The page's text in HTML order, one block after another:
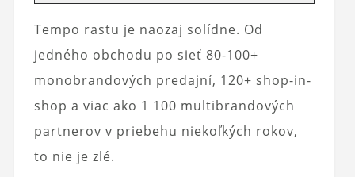
Tempo rastu je naozaj solídne. Od
jedného obchodu po sieť 80-100+
monobrandových predajní, 120+ shop-in-
shop a viac ako 1 100 multibrandových
partnerov v priebehu niekoľkých rokov,
to nie je zlé.